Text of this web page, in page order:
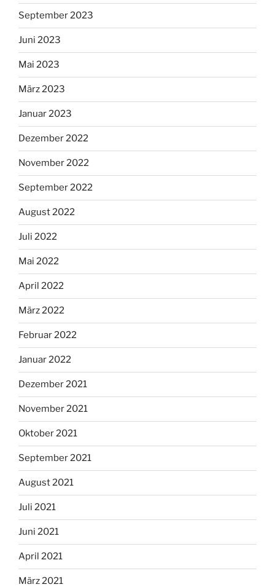
September 2023
Juni 2023
Mai 2023
März 2023
Januar 2023
Dezember 2022
November 2022
September 2022
August 2022
Juli 2022
Mai 2022
April 2022
März 2022
Februar 2022
Januar 2022
Dezember 2021
November 2021
Oktober 2021
September 2021
August 2021
Juli 2021
Juni 2021
April 2021
März 2021